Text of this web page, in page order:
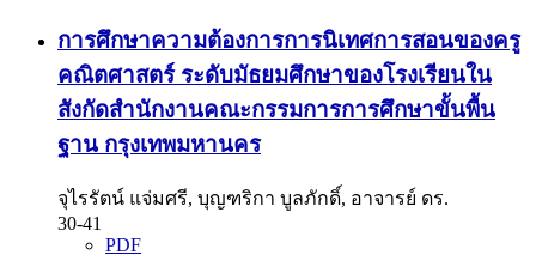
การศึกษาความต้องการการนิเทศการสอนของครู
คณิตศาสตร์ ระดับมัธยมศึกษาของโรงเรียนใน
สังกัดสำนักงานคณะกรรมการการศึกษาขั้นพื้น
ฐาน กรุงเทพมหานคร
จุไรรัตน์ แจ่มศรี, บุญฑริกา บูลภักดิ์, อาจารย์ ดร.
30-41
PDF